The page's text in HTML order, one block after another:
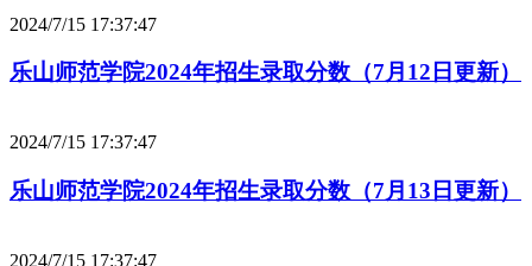
2024/7/15 17:37:47
乐山师范学院2024年招生录取分数（7月12日更新）
2024/7/15 17:37:47
乐山师范学院2024年招生录取分数（7月13日更新）
2024/7/15 17:37:47